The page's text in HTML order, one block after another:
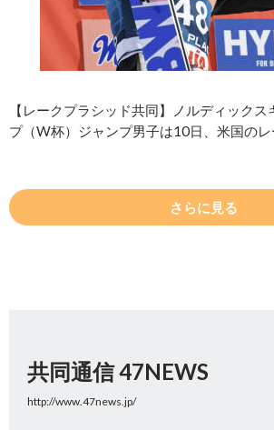
【レークプラシッド共同】ノルディック
プ（W杯）ジャンプ男子は10日、米国の
さらに見る
共同通信 47NEWS
http://www.47news.jp/